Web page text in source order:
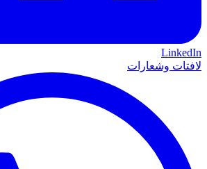
LinkedIn
لافتات وشعارات